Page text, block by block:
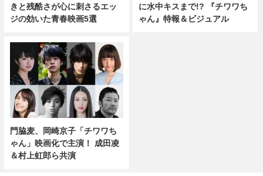
きと残酷さが心に刺さるエッ
ジの効いた青春映画5選
に水中キスまで!? 『チワワち
ゃん』特報＆ビジュアル
門脇麦、岡崎京子「チワワち
ゃん」映画化で主演！ 成田凌
＆村上虹郎ら共演